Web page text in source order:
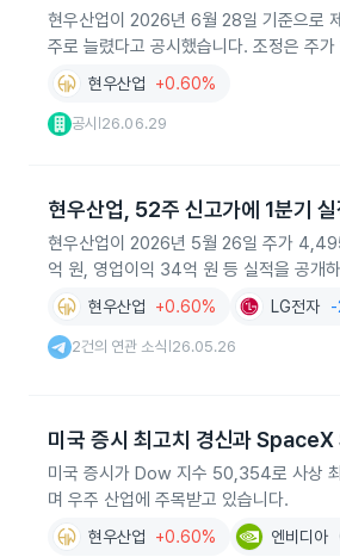
현우산업이 2026년 6월 28일 기준으로
주로 늘렸다고 공시했습니다. 조정은 주
현우산업 +0.60%
공시 26.06.29
현우산업, 52주 신고가에 1분기 실
현우산업이 2026년 5월 26일 주가
억 원, 영업이익 34억 원 등 실적을 공개
현우산업 +0.60% LG전자
2건의 연관 소식 26.05.26
미국 증시 최고치 경신과
미국 증시가 Dow 지수 50,354로 사상
며 우주 산업에 주목받고 있습니다.
현우산업 +0.60% 엔비디아